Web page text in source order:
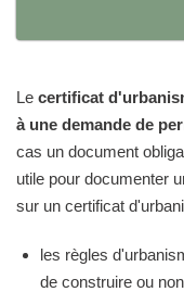
Le certificat
à une demande de
cas un document
utile pour documenter
sur un certificat
les règles
de construire ou